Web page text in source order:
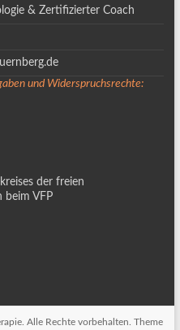
& Zertifizierter Coach
und Widerspruchsrechte:
der freien
beim VFP
. Alle Rechte vorbehalten. Theme